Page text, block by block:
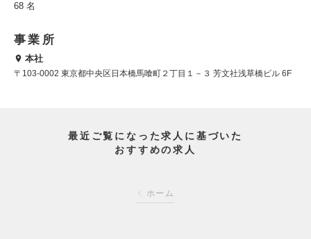
68 名
事業所
本社
〒103-0002 東京都中央区日本橋馬喰町２丁目１－３ 芳文社浅草橋ビル 6F
最近ご覧になった求人に基づいた
おすすめの求人
ホーム